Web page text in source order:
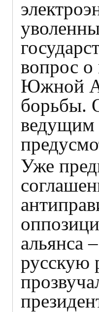
вопрос о
Южной
борьбы.
ведущим
Уже
альянса
русскую